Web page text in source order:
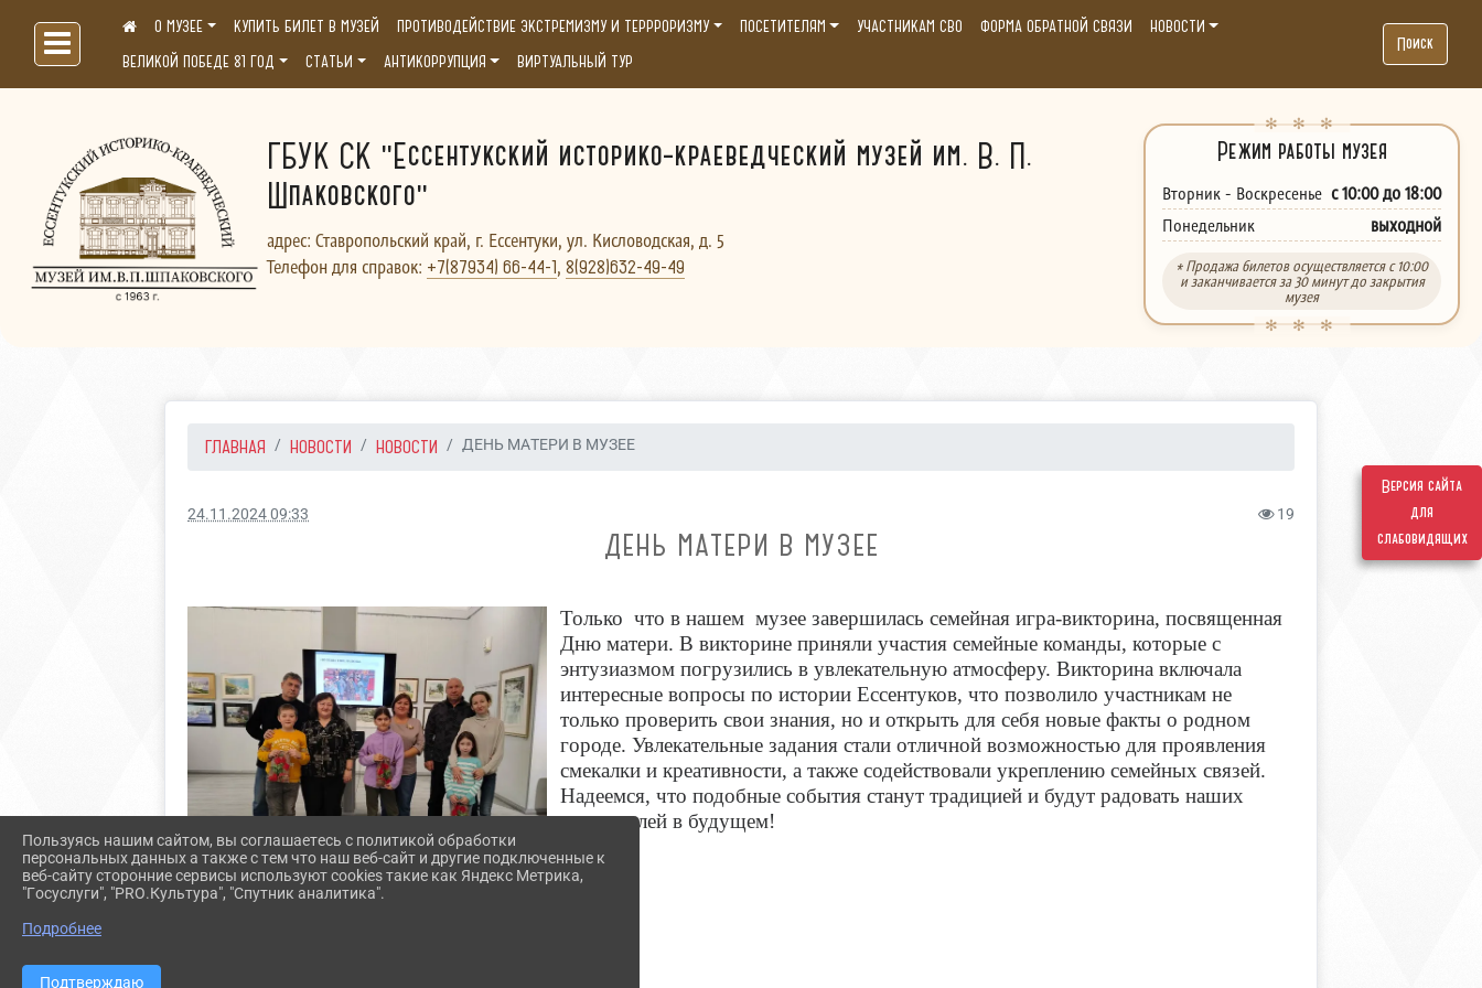
Версия сайта
для
слабовидящих
Больше, чем музей...О МУЗЕЕ КУПИТЬ БИЛЕТ В МУЗЕЙ ПРОТИВОДЕЙСТВИЕ ЭКСТРЕМИЗМУ И ТЕРРРОРИЗМУ ПОСЕТИТЕЛЯМ УЧАСТНИКАМ СВО ФОРМА ОБРАТНОЙ СВЯЗИ
НОВОСТИ
ВЕЛИКОЙ ПОБЕДЕ 81 ГОД
СТАТЬИ АНТИКОРРУПЦИЯ ВИРТУАЛЬНЫЙ ТУР
Поиск
ГБУК СК "Ессентукский историко-краеведческий музей им. В. П.
Шпаковского"
адрес: Ставропольский край, г. Ессентуки, ул. Кисловодская, д. 5
Телефон для справок: +7(87934) 66-44-1, 8(928)632-49-49
Режим работы музея
Вторник - Воскресенье с 10:00 до 18:00
Понедельник выходной
* Продажа билетов осуществляется с 10:00
и заканчивается за 30 минут до закрытия
музея
ГЛАВНАЯ НОВОСТИ НОВОСТИ ДЕНЬ МАТЕРИ В МУЗЕЕ
24.11.2024 09:33 19
ДЕНЬ МАТЕРИ В МУЗЕЕ
Только что в нашем музее завершилась семейная игра-викторина, посвященная
Дню матери. В викторине приняли участия семейные команды, которые с
энтузиазмом погрузились в увлекательную атмосферу. Викторина включала
интересные вопросы по истории Ессентуков, что позволило участникам не
только проверить свои знания, но и открыть для себя новые факты о родном
городе. Увлекательные задания стали отличной возможностью для проявления
смекалки и креативности, а также содействовали укреплению семейных связей.
Надеемся, что подобные события станут традицией и будут радовать наших
посетителей в будущем!
Пользуясь нашим сайтом, вы соглашаетесь с политикой обработки
персональных данных а также с тем что наш веб-сайт и другие подключенные к
веб-сайту сторонние сервисы используют cookies такие как Яндекс Метрика,
"Госуслуги", "PRO.Культура", "Спутник аналитика".
Подробнее
Подтверждаю